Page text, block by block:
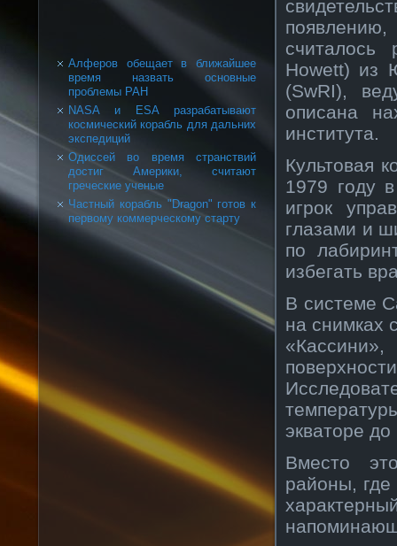
Алферов обещает в ближайшее
время назвать основные
проблемы РАН
NASA и ESA разрабатывают
космический корабль для дальних
экспедиций
Одиссей во время странствий
достиг Америки, считают
греческие ученые
Частный корабль "Dragon" готов к
первому коммерческому старту
Howett) из
(SwRI),
описана
института.
Культовая
1979 году
игрок
глазами и
по
избегать
В системе
на снимках
экваторе
Вместо
районы, где